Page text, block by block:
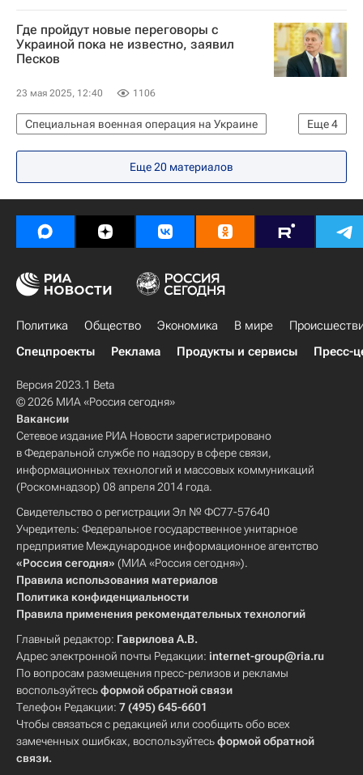
Дмитрий Песков
Виктор Орбан
Дидье Рейндерс
Евросоюз Еврокомиссия
Где пройдут новые переговоры с
Украиной пока не известно, заявил
Песков
23 мая 2025, 12:40 1106
Еще4
Специальная военная операция на Украине
Россия
Украина
Дмитрий Песков
Еще 20 материалов
Политика Общество Экономика В мире
Спецпроекты
Реклама Продукты и сервисы Пресс-
Версия 2023.1 Beta
© 2026 МИА «Россия сегодня»
Вакансии
Сетевое издание РИА Новости зарегистрировано
в Федеральной службе по надзору в сфере связи,
информационных технологий и массовых коммуникаций
(Роскомнадзор) 08 апреля 2014 года.
Свидетельство о регистрации Эл № ФС77-57640
Учредитель: Федеральное государственное унитарное
предприятие Международное информационное агентство
«Россия сегодня» (МИА «Россия сегодня»).
Правила использования материалов
Политика конфиденциальности
Правила применения рекомендательных технологий
Главный редактор: Гаврилова А.В.
Адрес электронной почты Редакции: internet-group@ria.ru
По вопросам размещения пресс-релизов и рекламы
воспользуйтесьформой обратной связи
Телефон Редакции: 7 (495) 645-6601
Чтобы связаться с редакцией или сообщить обо всех
замеченных ошибках, воспользуйтесьформой обратной
связи.